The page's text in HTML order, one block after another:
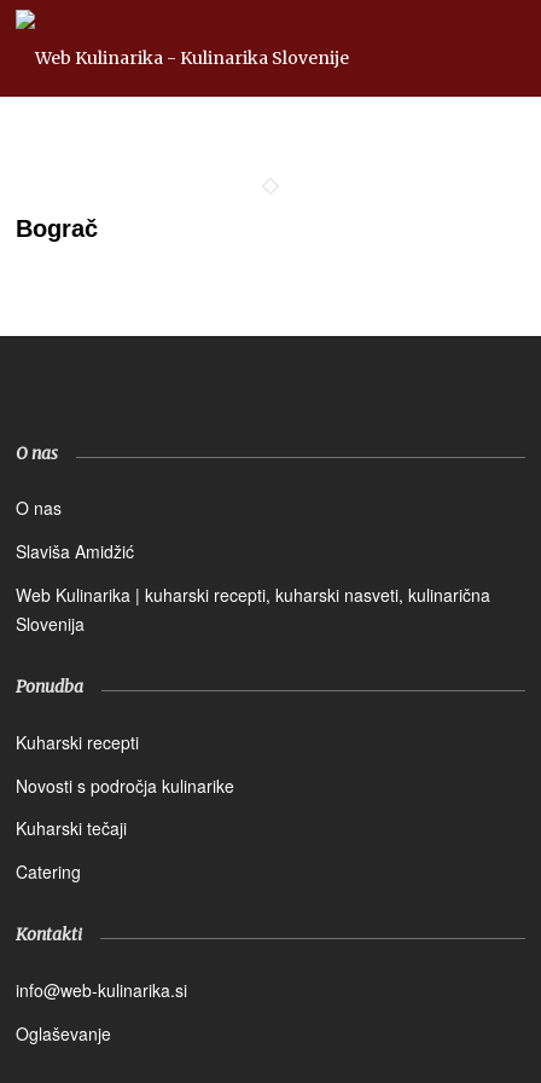
Bograč
O nas
O nas
Slaviša Amidžić
Web Kulinarika | kuharski recepti, kuharski nasveti, kulinarična
Slovenija
Ponudba
Kuharski recepti
Novosti s področja kulinarike
Kuharski tečaji
Catering
Kontakti
info@web-kulinarika.si
Oglaševanje